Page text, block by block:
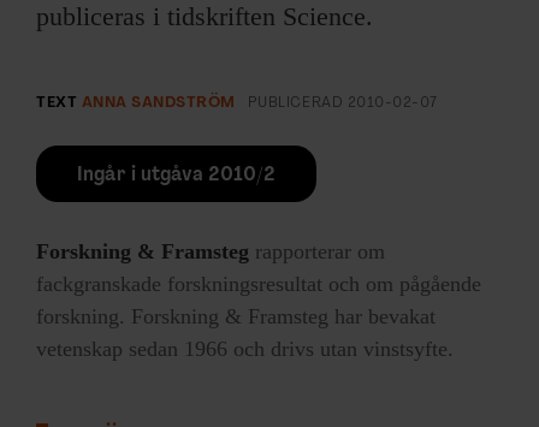
publiceras i tidskriften Science.
TEXT ANNA SANDSTRÖM PUBLICERAD 2010-02-07
Ingår i utgåva 2010/2
Forskning & Framsteg rapporterar om
fackgranskade forskningsresultat och om pågående
forskning. Forskning & Framsteg har bevakat
vetenskap sedan 1966 och drivs utan vinstsyfte.